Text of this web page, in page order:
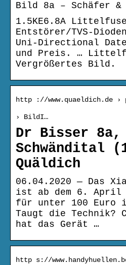
Bild 8a – Schäfer &
1.5KE6.8A Littelfuse
Entstörer/TVS-
Uni-Directional
und Preis. …
Vergrößertes Bild.
http ://www.quaeldich.de ›
› BildI…
Dr Bisser
Schwändital
Quäldich
06.04.2020 — Das
ist ab dem 6. April
für unter 100 Euro
Taugt die Technik?
hat das Gerät …
http s://